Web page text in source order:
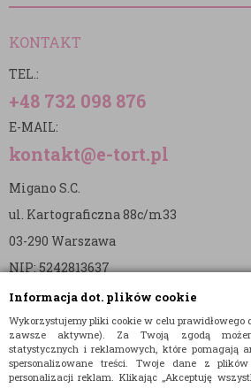
Informacja dot. plików cookie
Wykorzystujemy pliki cookie w celu prawidłowego
zawsze aktywne). Za Twoją zgodą
statystycznych i reklamowych, które pomagają
spersonalizowane treści. Twoje dane z
personalizacji reklam. Klikając „Akceptuję
KONTAKT
TEL.:
+48 732 098 876
E-MAIL:
kontakt@e-tort.pl
Migano S.C.
ul. Kartograficzna 88c/m33
03-290 Warszawa
NIP: 5242813637
REGON: 365874905
Nr konta (mBank):
36 1140 2004 0000 3902 8144 2737